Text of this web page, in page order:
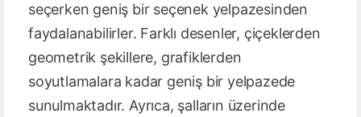
seçerken geniş bir seçenek yelpazesinden
faydalanabilirler. Farklı desenler, çiçeklerden
geometrik şekillere, grafiklerden
soyutlamalara kadar geniş bir yelpazede
sunulmaktadır. Ayrıca, şalların üzerinde